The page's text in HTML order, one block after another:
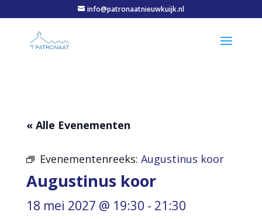
info@patronaatnieuwkuijk.nl
« Alle Evenementen
Evenementenreeks: Augustinus koor
Augustinus koor
18 mei 2027 @ 19:30 - 21:30